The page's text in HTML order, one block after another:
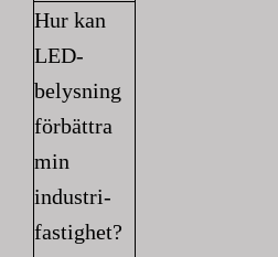
Hur kan
LED-
belysning
förbättra
min
industri-
fastighet?